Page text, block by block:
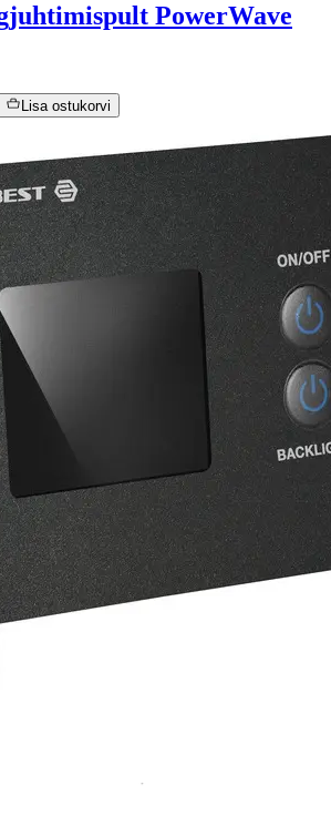
PowerWave
Lisa ostukorvi